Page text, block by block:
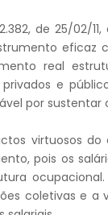
de 25/02/
eficaz
real
e
por sustentar
virtuosos
pois os
coletivas e a